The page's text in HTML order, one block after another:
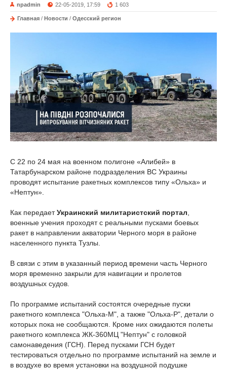
npadmin 22-05-2019, 17:59 1 603
Главная / Новости / Одесский регион
С 22 по 24 мая на военном полигоне «Алибей» в
Татарбунарском районе подразделения ВС Украины
проводят испытание ракетных комплексов типу «Ольха» и
«Нептун».
Как передаетУкраинский милитаристский портал
военные учения проходят с реальными пусками боевых
ракет в направлении акватории Черного моря в районе
населенного пункта Тузлы.
В связи с этим в указанный период времени часть Черного
моря временно закрыли для навигации и пролетов
воздушных судов.
По программе испытаний состоятся очередные пуски
ракетного комплекса "Ольха-М", а также "Ольха-Р", детали о
которых пока не сообщаются. Кроме них ожидаются полеты
ракетного комплекса ЖК-360МЦ "Нептун" с головкой
самонаведения (ГСН). Перед пусками ГСН будет
тестироваться отдельно по программе испытаний на земле и
в воздухе во время установки на воздушной подушке